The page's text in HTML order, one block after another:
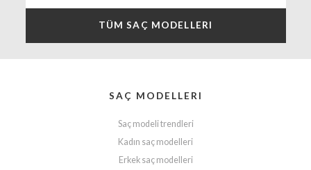
TÜM SAÇ MODELLERI
SAÇ MODELLERI
Saç modeli trendleri
Kadın saç modelleri
Erkek saç modelleri